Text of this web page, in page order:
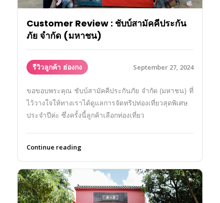
Customer Review : ชับบ์สามัคคีประกัน
ภัย จำกัด (มหาชน)
รีวิวลูกค้า ฮ่องกง September 27, 2024
ขอขอบพระคุณ ชับบ์สามัคคีประกันภัย จำกัด (มหาชน) ที่
ไว้วางใจให้ทางเราได้ดูแลการจัดทริปท่องเที่ยวสุดพิเศษ
ประจำปีค่ะ ซึ่งครั้งนี้ลูกค้าเลือกท่องเที่ยว
Continue reading